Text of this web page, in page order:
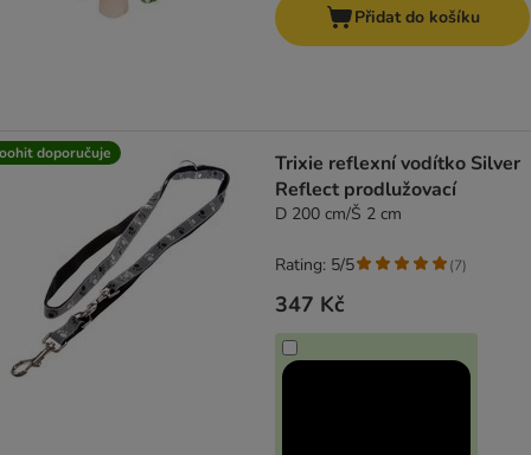
Přidat do košíku
doporučuje
Trixie reflexní vodítko Silver
Reflect prodlužovací
D 200 cm/Š 2 cm
347 Kč
Rating: 5/5 (7)